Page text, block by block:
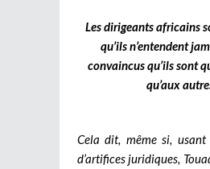
Les dirigeants africains
qu’ils n’entendent
convaincus qu’ils sont
qu’aux
Cela dit, même si,
d’artifices juridiques,